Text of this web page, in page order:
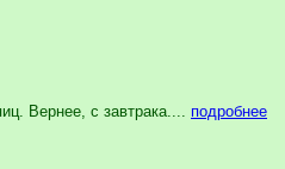
Вернее, с завтрака.... подробнее